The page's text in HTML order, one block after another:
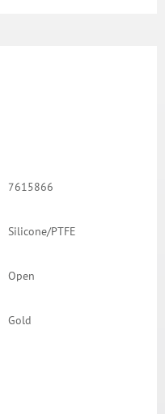
7615866
Silicone/PTFE
Open
Gold